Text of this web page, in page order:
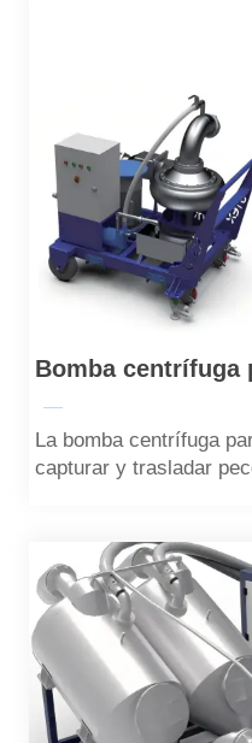
Bomba centrífuga
—
La bomba centrífuga
capturar y trasladar